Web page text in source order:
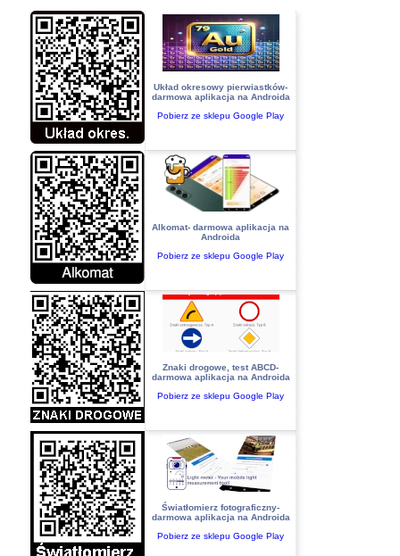
Układ okresowy pierwiastków-
darmowa aplikacja na Androida
Pobierz ze sklepu Google Play
Alkomat- darmowa aplikacja na
Androida
Pobierz ze sklepu Google Play
Znaki drogowe, test ABCD-
darmowa aplikacja na Androida
Pobierz ze sklepu Google Play
Światłomierz fotograficzny-
darmowa aplikacja na Androida
Pobierz ze sklepu Google Play